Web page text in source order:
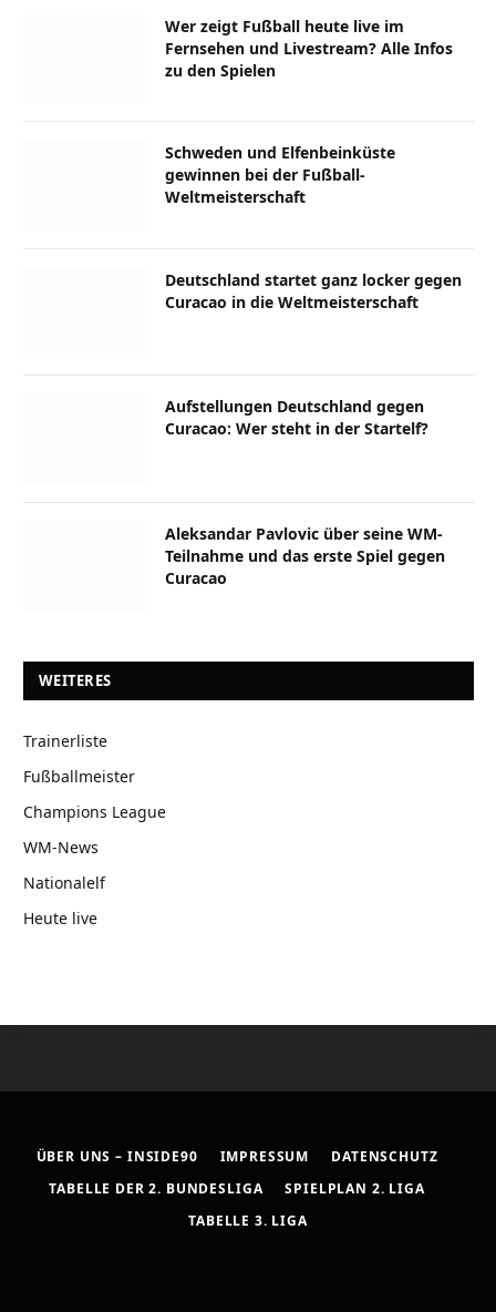
Wer zeigt Fußball heute live im
Fernsehen und Livestream? Alle Infos
zu den Spielen
Schweden und Elfenbeinküste
gewinnen bei der Fußball-
Weltmeisterschaft
Deutschland startet ganz locker gegen
Curacao in die Weltmeisterschaft
Aufstellungen Deutschland gegen
Curacao: Wer steht in der Startelf?
Aleksandar Pavlovic über seine WM-
Teilnahme und das erste Spiel gegen
Curacao
WEITERES
Trainerliste
Fußballmeister
Champions League
WM-News
Nationalelf
Heute live
ÜBER UNS – INSIDE90 IMPRESSUM
DATENSCHUTZ
TABELLE DER 2. BUNDESLIGA
SPIELPLAN 2. LIGA
TABELLE 3. LIGA